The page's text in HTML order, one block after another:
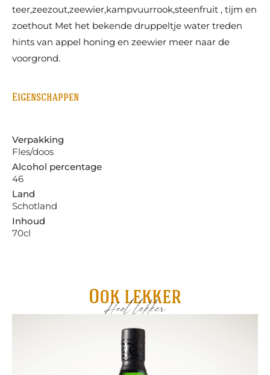
teer,zeezout,zeewier,kampvuurrook,steenfruit , tijm en
zoethout Met het bekende druppeltje water treden
hints van appel honing en zeewier meer naar de
voorgrond.
Eigenschappen
Verpakking
Fles/doos
Alcohol percentage
46
Land
Schotland
Inhoud
70cl
Ook lekker
Heel lekker